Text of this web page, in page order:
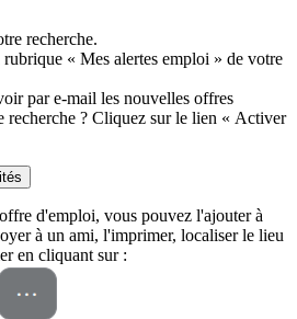
recherche.
« Mes alertes emploi » de votre
par e-mail les nouvelles offres
recherche ? Cliquez sur le lien « Activer
d'emploi, vous pouvez l'ajouter à
à un ami, l'imprimer, localiser le lieu
en cliquant sur :